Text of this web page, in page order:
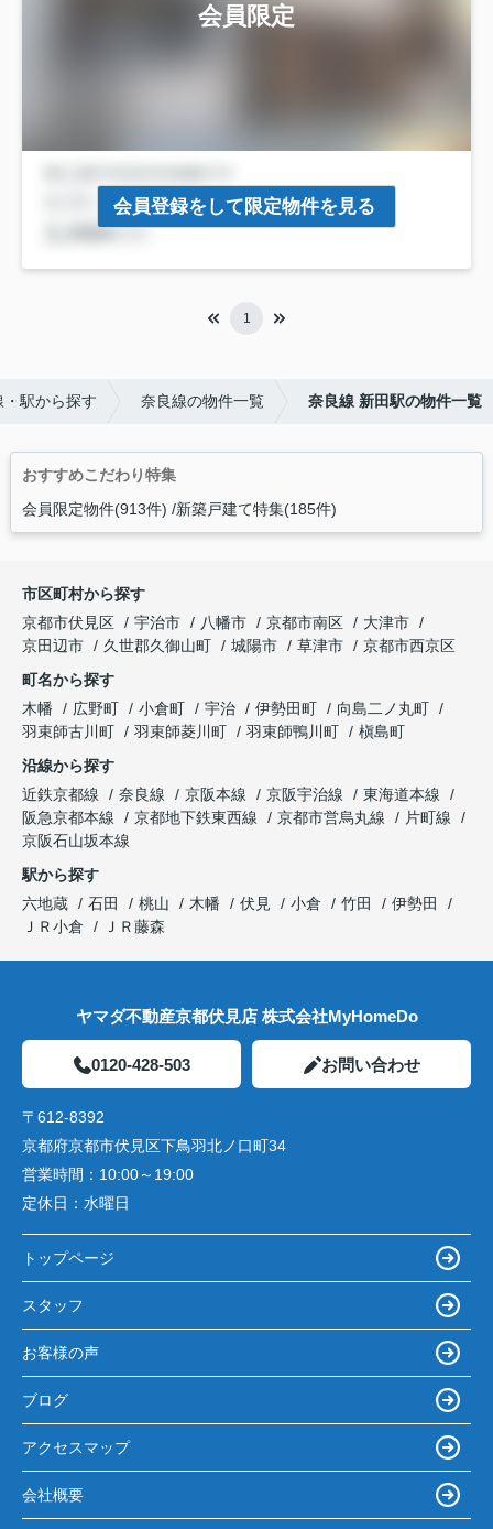
会員限定
会員登録をして限定物件を見る
1
・駅から探す 奈良線の物件一覧 奈良線 新田駅の物件一覧
おすすめこだわり特集
会員限定物件(913件) 新築戸建て特集(185件)
市区町村から探す
京都市伏見区
宇治市 八幡市 京都市南区
大津市
京田辺市
久世郡久御山町 城陽市 草津市
京都市西京区
町名から探す
木幡
広野町 小倉町 宇治 伊勢田町
向島二ノ丸町
羽束師古川町
羽束師菱川町 羽束師鴨川町
槇島町
沿線から探す
近鉄京都線
奈良線 京阪本線 京阪宇治線
東海道本線
阪急京都本線
京都地下鉄東西線 京都市営烏丸線
片町線
京阪石山坂本線
駅から探す
六地蔵
石田 桃山 木幡 伏見 小倉 竹田
伊勢田
ＪＲ小倉
ＪＲ藤森
ヤマダ不動産京都伏見店 株式会社MyHomeDo
0120-428-503 お問い合わせ
〒612-8392
京都府京都市伏見区下鳥羽北ノ口町34
営業時間： 10:00～19:00
定休日： 水曜日
トップページ
スタッフ
お客様の声
ブログ
アクセスマップ
会社概要